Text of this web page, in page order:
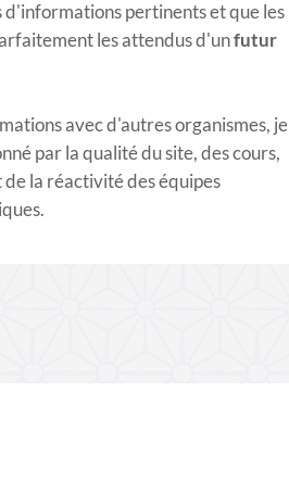
pertinents et que les
les attendus d'unfutur
avec d'autres organismes, je
par la qualité du site, des cours,
la réactivité des équipes